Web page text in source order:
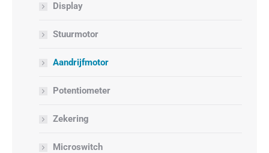
Display
Stuurmotor
Aandrijfmotor
Potentiometer
Zekering
Microswitch